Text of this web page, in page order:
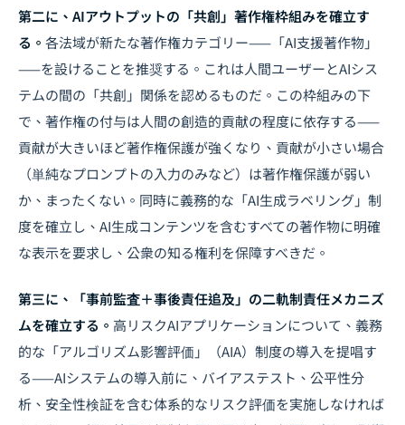
第二に、AIアウトプットの「共創」著作権枠組みを確立す
る。 各法域が新たな著作権カテゴリー——「AI支援著作物」
——を設けることを推奨する。これは人間ユーザーとAIシス
テムの間の「共創」関係を認めるものだ。この枠組みの下
で、著作権の付与は人間の創造的貢献の程度に依存する——
貢献が大きいほど著作権保護が強くなり、貢献が小さい場合
（単純なプロンプトの入力のみなど）は著作権保護が弱い
か、まったくない。同時に義務的な「AI生成ラベリング」制
度を確立し、AI生成コンテンツを含むすべての著作物に明確
な表示を要求し、公衆の知る権利を保障すべきだ。
第三に、「事前監査＋事後責任追及」の二軌制責任メカニズ
ムを確立する。 高リスクAIアプリケーションについて、義務
的な「アルゴリズム影響評価」（AIA）制度の導入を提唱す
る——AIシステムの導入前に、バイアステスト、公平性分
析、安全性検証を含む体系的なリスク評価を実施しなければ